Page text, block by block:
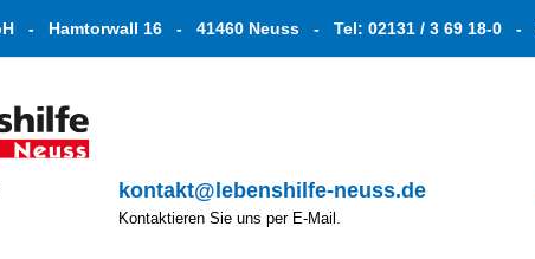
- Hamtorwall 16 - 41460 Neuss - Tel: 02131 / 3 69 18-0 -
kontakt@lebenshilfe-neuss.de
Kontaktieren Sie uns per E-Mail.